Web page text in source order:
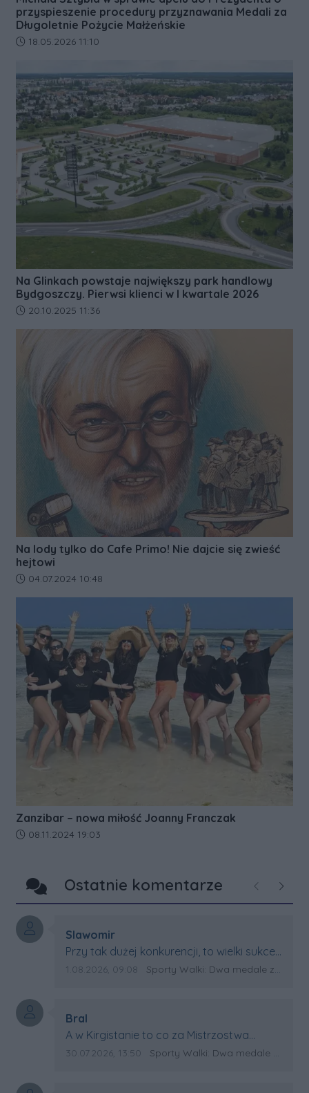
przyspieszenie procedury przyznawania Medali za
Długoletnie Pożycie Małżeńskie
Data dodania artykułu:
18.05.2026 11:10
Na Glinkach powstaje największy park handlowy
Bydgoszczy. Pierwsi klienci w I kwartale 2026
Data dodania artykułu:
20.10.2025 11:36
Na lody tylko do Cafe Primo! Nie dajcie się zwieść
hejtowi
Data dodania artykułu:
04.07.2024 10:48
Zanzibar – nowa miłość Joanny Franczak
Data dodania artykułu:
08.11.2024 19:03
Ostatnie komentarze Poprzednie
Autor komentarza:
Slawomir
Treść komentarza:
Przy tak dużej konkurencji, to wielki sukces
Artura. Gratulacje !
Data dodania komentarza:
1.08.2026, 09:08 Źródło komentarza:
Sporty Walki: Dwa medale za oceanem
Autor komentarza:
Bral
Treść komentarza:
A w Kirgistanie to co za Mistrzostwa
Swiata?
Data dodania komentarza:
30.07.2026, 13:50 Źródło komentarza:
Sporty Walki: Dwa medale za oceanem